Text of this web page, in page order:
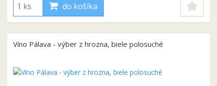
do košíka
Víno Pálava - výber z hrozna, biele polosuché